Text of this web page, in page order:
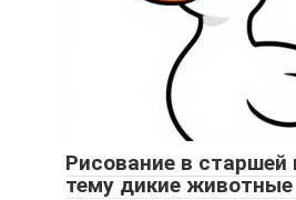
Рисование в старшей
тему дикие